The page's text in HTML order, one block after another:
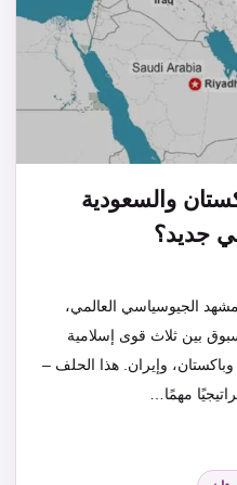
والسعودية
جديد؟
الجيوسياسي العالمي،
بين ثلاث قوى إسلامية
وباكستان، وإيران. هذا الحلف –
مهمًا…